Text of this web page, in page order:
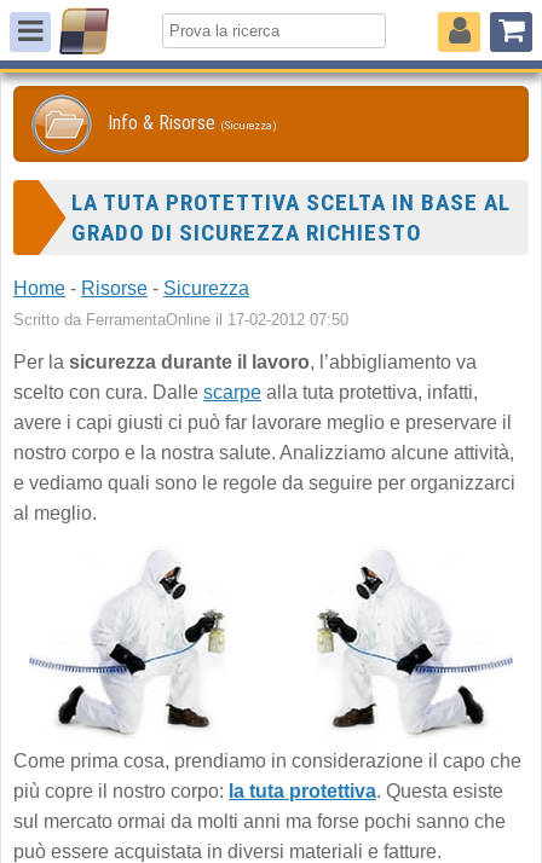
Info & Risorse (Sicurezza)
LA TUTA PROTETTIVA SCELTA IN BASE AL
GRADO DI SICUREZZA RICHIESTO
Home - Risorse - Sicurezza
Scritto da FerramentaOnline il 17-02-2012 07:50
Per la sicurezza durante il lavoro, l’abbigliamento va
scelto con cura. Dalle scarpe alla tuta protettiva, infatti,
avere i capi giusti ci può far lavorare meglio e preservare il
nostro corpo e la nostra salute. Analizziamo alcune attività,
e vediamo quali sono le regole da seguire per organizzarci
al meglio.
Come prima cosa, prendiamo in considerazione il capo che
più copre il nostro corpo: la tuta protettiva. Questa esiste
sul mercato ormai da molti anni ma forse pochi sanno che
può essere acquistata in diversi materiali e fatture.